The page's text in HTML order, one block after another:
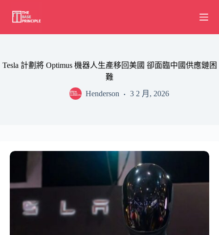
content
Tesla 計劃將 Optimus 機器人生產移回美國 卻面臨中國供應鏈困
難
Henderson
3 2 月, 2026